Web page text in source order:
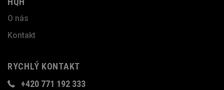
O nás
Kontakt
RYCHLÝ KONTAKT
+420 771 192 333